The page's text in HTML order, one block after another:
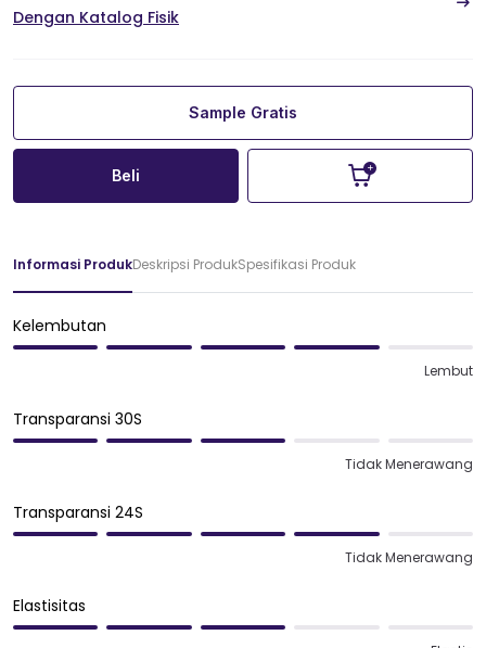
Dengan Katalog Fisik
Sample Gratis
Beli
Informasi ProdukDeskripsi ProdukSpesifikasi Produk
Kelembutan
Lembut
Transparansi 30S
Tidak Menerawang
Transparansi 24S
Tidak Menerawang
Elastisitas